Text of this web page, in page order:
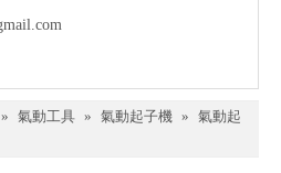
» 氣動工具 » 氣動起子機 » 氣動起